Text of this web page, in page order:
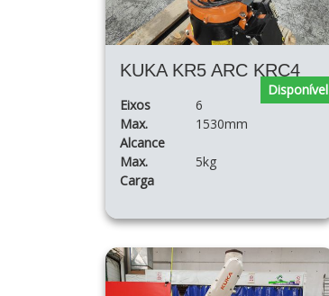
KUKA KR5 ARC KRC4
Eixos
6
Max.
Alcance
1530mm
Max.
Carga
5kg
Disponível